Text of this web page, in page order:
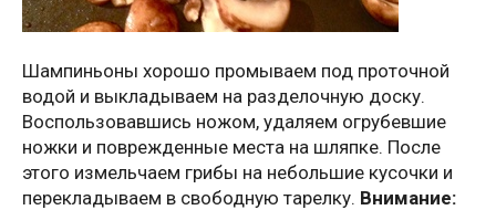
Шампиньоны хорошо промываем под проточной
водой и выкладываем на разделочную доску.
Воспользовавшись ножом, удаляем огрубевшие
ножки и поврежденные места на шляпке. После
этого измельчаем грибы на небольшие кусочки и
перекладываем в свободную тарелку. Внимание: